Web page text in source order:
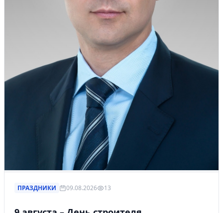
ПРАЗДНИКИ 09.08.2026 13